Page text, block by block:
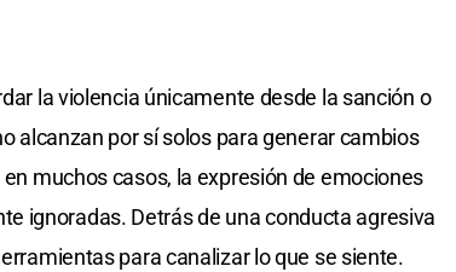
la violencia únicamente desde la sanción o
alcanzan por sí solos para generar cambios
muchos casos, la expresión de emociones
ignoradas. Detrás de una conducta agresiva
para canalizar lo que se siente.